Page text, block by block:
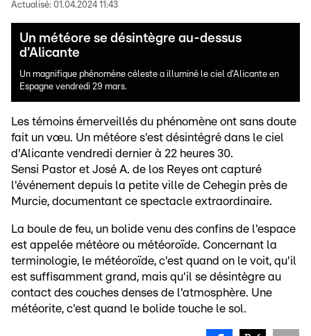
Actualisé: 01.04.2024 11:43
Un météore se désintègre au-dessus
d'Alicante
Un magnifique phénomène céleste a illuminé le ciel d'Alicante en
Espagne vendredi 29 mars.
Les témoins émerveillés du phénomène ont sans doute
fait un vœu. Un météore s'est désintégré dans le ciel
d'Alicante vendredi dernier à 22 heures 30.
Sensi Pastor et José A. de los Reyes ont capturé
l'événement depuis la petite ville de Cehegin près de
Murcie, documentant ce spectacle extraordinaire.
La boule de feu, un bolide venu des confins de l'espace
est appelée météore ou météoroïde. Concernant la
terminologie, le météoroïde, c'est quand on le voit, qu'il
est suffisamment grand, mais qu'il se désintègre au
contact des couches denses de l'atmosphère. Une
météorite, c'est quand le bolide touche le sol.